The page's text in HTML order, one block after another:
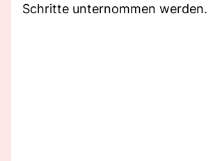
Schritte unternommen werden.